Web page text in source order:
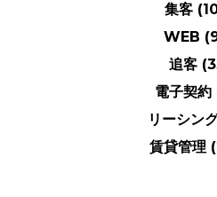
集客
WEB
追客
電子契約
リーシン
賃貸管理